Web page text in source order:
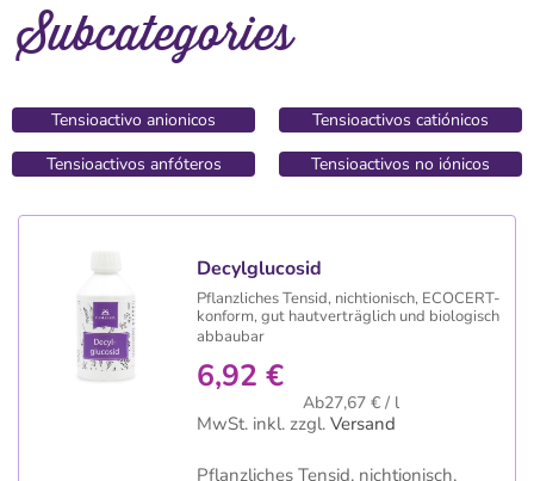
Subcategories
Tensioactivo anionicos
Tensioactivos catiónicos
Tensioactivos anfóteros
Tensioactivos no iónicos
Decylglucosid
Pflanzliches Tensid, nichtionisch, ECOCERT-
konform, gut hautverträglich und biologisch
abbaubar
6,92 €
Ab27,67 € / l
MwSt. inkl. zzgl. Versand
Pflanzliches Tensid, nichtionisch,